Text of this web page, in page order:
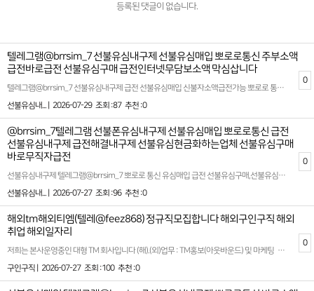
등록된 댓글이 없습니다.
텔레그램@brrsim_7 선불유심내구제 선불유심매입 뽀로로통신 주부소액
급전바로급전 선불유심구매 급전인터넷무담보소액 막심삽니다
텔레그램@brrsim_7 선불유심내구제 급전 선불유심매입 신불자소액급전가능 뽀로로 통신 무제한달심삽니다 긴급생활비대출 동대문구선불유심삽니다 선불유심구매 요즘 경제가 어렵고 물가가 오르면서 많은 분들이 생계비 소액대출이나 선불유심 내구제 같은 대체 자금 마련 방법을 찾고 있습니다 특히 뽀로로 통신 선불유심 내구제는 신용점수나 직장 유무에 상관없이 비교적 쉽게 참여할 수 있어 대학생, 프리랜서, 군미필자, 주부 등 다양한 계층에게 인기를 끌고 있습니다. 기본적으로 선불유심 팝니다 형태로 거래가 이루어지며, 개통 후 일정 기간 유지하면 수익이 발생하는 구조로 운영됩니다 최근에는 유심내구제 정산 후기를 통해 실제 이용자들의 경험을 공유하는 사례도 늘고 있습니다. 후기들을 보면 통신요금 부담 없이 유심을 개통하고, 내구제 정산을 통해 소액이지만 꾸준한 수익을 얻을 수 있었다는 긍정적인 평가가 많습니다 또한 소상공인이나 자영업자의 경우, 단순한 생계비 소액대출보다 소상공인 긴급경영안정자금 같은 정부지원 상품도 함께 검토하는 것이 좋습니다. 정부에서 지원하는 긴급경영안정자금은 저금리로 운영되며, 사업자등록증이 있다면 비교적 간단하게 신청할 수 있어 내구제 수익과 병행해 자금 유동성을 확보할 수 있습니다 뽀로로 통신 선불유심 내구제는 단순히 휴대폰 유심을 판매하는 것을 넘어, 통신비 절감과 소액 수익 창출을 동시에 실현할 수 있는 신개념 프로그램으로 각광받고 있습니다 최근에는 정산 시스템이 투명해져 유심내구제 정산 후기에서도 빠르고 안정적인 입금이 이루어진다는 평가가 이어지고 있습니다. 급전이 필요하거나 생계비가 부족한 분들이라면, 선불유심 팝니다 형태의 내구제를 합법적인 업체를 통해 진행해보는 것도 하나의 방법이 될 수 있습니다. 단, 모든 거래 전 반드시 업체의 신뢰도와 정산 시스템을 꼼꼼히 확인하는 것이 중요합니다 확실한 파트너와 함께하세요 시간 낭비와 신용 하락을 막는 가장 좋은 방법은 처음부터 제대로 된 전문가를 만나는 것입니다 홈페이지: https://brrsim77.isweb.co.kr 홈페이지: https://litt.ly/brrsim7
선불유심내... |
2026-07-29 조회 :87 추천 :0
0
@brrsim_7텔레그램 선불폰유심내구제 선불유심매입 뽀로로통신 급전
선불유심내구제 급전해결내구제 선불유심현금화하는업체 선불유심구매
바로무직자급전
선불유심내구제 텔레그램@brrsim_7 뽀로로 통신 유심매입 급전 선불유심구매,선불유심매입,급전대출‚급전¸소액급전ˏ가개통،폰테크،내구제¸폰내구제‚유심내구제ˎ핸드폰내구제ˏ대출ˏ소액대출ˎ무직자대출ˏ선불유심‚선불폰‚급전ˏ급한돈ˏ꽁돈،대출이자،무이자대출¸작업대출‚바로급전‚바로지급ˎ주부대출¸소액급전¸신용대출‚선불내구제‚상조내구제‚알뜰폰개통,선불유심개통ˎ선불유심팝니다¸폰깡‚핸드폰깡ˎ선불유심삽니다‚선불유심판매ˎ지원금ˏ꽁머니ˎ신용불량대출ˏ폰대출،휴대폰대출،카드깡ˎ비상금¸재테크ˏ월변 요즘 유행하는 콘텐츠를 접하고 싶다면 관련 애플리케이션이나 플랫폼을 적극적으로 활용해보세요. 놀라운 발견이 기다리고 있을지 모릅니다 정보를 통해 얻는 새로운 관점은 항상 상황을 더 명확하게 볼 수 있도록 도와줍니다. 때로는 작은 정보 하나가 큰 기회를 만들어냅니다. 일상 속에서 세심하게 찾아보세요 어떤 정보가 더 널리 퍼질지는 아무도 알 수 없기에 모든 가능성을 열어두는게 좋다. 다양한 정보를 비교하고 분석하는 과정은 우리에게 더 나은 이해와 결정을 할 수 있게 도와줍니다. 확실한 파트너와 함께하세요 시간 낭비와 신용 하락을 막는 가장 좋은 방법은 처음부터 제대로 된 전문가를 만나는 것입니다 홈페이지: https://brrsim77.isweb.co.kr 홈페이지: https://litt.ly/brrsim7
선불유심내... |
2026-07-27 조회 :96 추천 :0
0
해외tm해외티엠(텔레@feez868) 정규직모집합니다 해외구인구직 해외
취업 해외일자리
저희는 본사운영중인 대형 TM 회사입니다 (해).(외)업무 : TM홍보(아웃바운드) 및 마케팅 회원관리 업무입니다.성별 : 무관나이 : 무관근무시간 : am07:00~pm02:00 (공휴일,빨간날 휴무 설 연휴 보너스 지급)일당: 주급으로드립니다***티켓 지원 및 비자비용 지원, 식사 및 기본 생필품 지원, 최우수 사원 보너스지급***+++의미없는 과대포장 안합니다, 이바닥 뭐니뭐니해도 안전이 중요하다고 생각합니다.일해보시고 적성에 안맞아서 가시는거면 말리지는 않습니만이왕오시는거면 너무 가볍게 생각안하셨으면 좋겠고, 장기적으로 손잡고 일할 수 있는분이셨으면 하는 바램입니다."""기본적으로 돈쓸일 없습니다 본인이 여자,도박,술 에 빠지지않는이상여러방법으로 시스템이 있기때문에 무조건 수익납니다 !!!"""텔레그램 @feez868성별무관 친구랑 동반가능 커플동반가능 개인&팀가능 전부환영입니다!!!글 캡쳐후 상담문의 주시면 빠른 상담 가능합니다.https://t.me/feez868#고수익 #콜직원 #텔레마케팅 #해외티엠 #돈 #머니 #해외구인 #숙식제공 #해외여행 #해외 #해외tm #해외일자리 #구인 #고수익알바 #구인 #구직 #머니박스 #외국일자리 #해외업무 #계약직 #돈 #부산 #금수저 #돈스타그램 #재테크 #콜센터 #일하자 #20대일자리 #직장 #돈많은백수가되고싶다 #30대 #취준생 #취업준비 #백수 #백조 #인생역전 #30대일자리 #40대일자리 #돈버는방법 #1억 #월천만 #수입차 #사무직
구인구직 |
2026-07-27 조회 :100 추천 :0
0